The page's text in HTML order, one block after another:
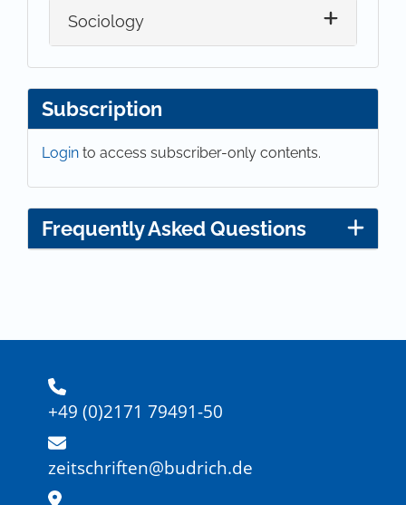
Sociology
Subscription
Login to access subscriber-only contents.
Frequently Asked Questions
+49 (0)2171 79491-50
zeitschriften@budrich.de